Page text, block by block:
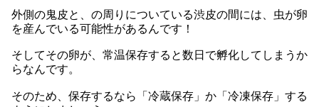
外側の鬼皮と、の周りについている渋皮の間には、虫が卵
を産んでいる可能性があるんです！
そしてその卵が、常温保存すると数日で孵化してしまうか
らなんです。
そのため、保存するなら「冷蔵保存」か「冷凍保存」する